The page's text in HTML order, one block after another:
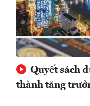
Quyết sách
thành tăng